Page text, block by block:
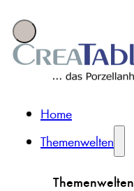
Home
Themenwelten
Themenwelten